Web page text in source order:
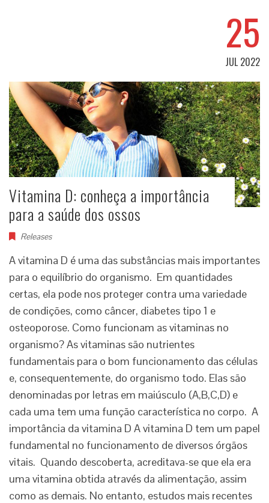
25
JUL 2022
Vitamina D: conheça a importância
para a saúde dos ossos
Releases
A vitamina D é uma das substâncias mais importantes
para o equilíbrio do organismo. Em quantidades
certas, ela pode nos proteger contra uma variedade
de condições, como câncer, diabetes tipo 1 e
osteoporose. Como funcionam as vitaminas no
organismo? As vitaminas são nutrientes
fundamentais para o bom funcionamento das células
e, consequentemente, do organismo todo. Elas são
denominadas por letras em maiúsculo (A,B,C,D) e
cada uma tem uma função característica no corpo. A
importância da vitamina D A vitamina D tem um papel
fundamental no funcionamento de diversos órgãos
vitais. Quando descoberta, acreditava-se que ela era
uma vitamina obtida através da alimentação, assim
como as demais. No entanto, estudos mais recentes